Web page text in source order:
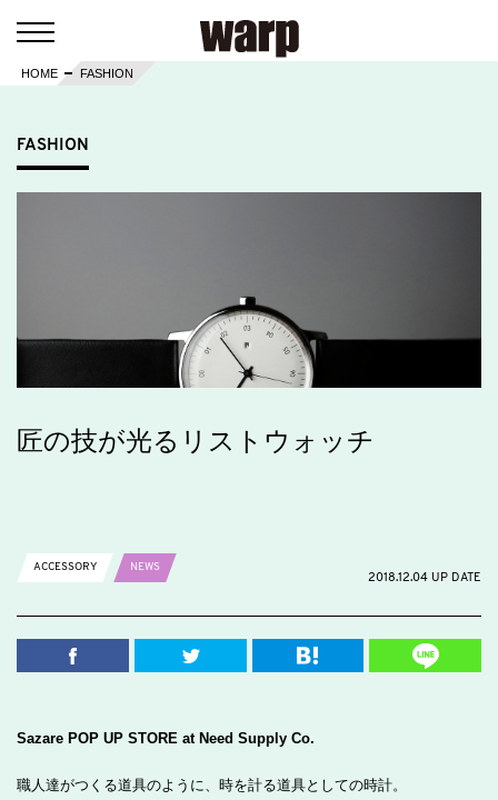
HOME FASHION
FASHION
匠の技が光るリストウォッチ
ACCESSORY
NEWS
2018.12.04 UP DATE
Sazare POP UP STORE at Need Supply Co.
職人達がつくる道具のように、時を計る道具としての時計。